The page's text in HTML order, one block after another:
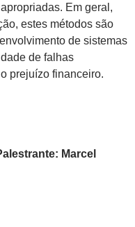
Em geral,
estes métodos são
de sistemas
de falhas
prejuízo financeiro.
Marcel